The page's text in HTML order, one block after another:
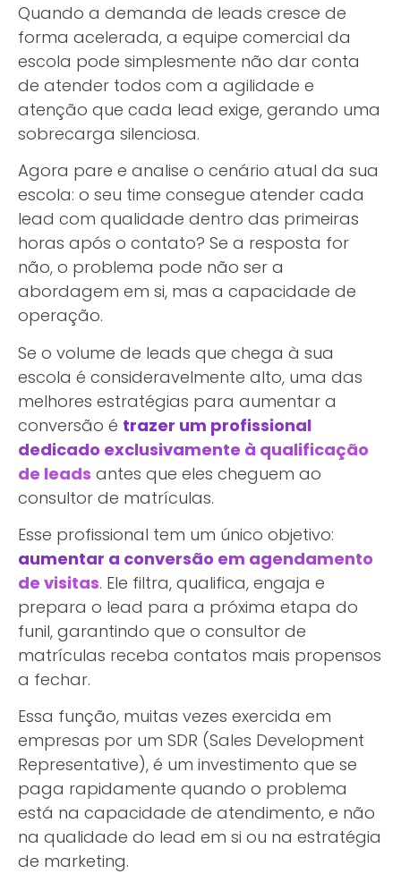
Quando a demanda de leads cresce de
forma acelerada, a equipe comercial da
escola pode simplesmente não dar conta
de atender todos com a agilidade e
atenção que cada lead exige, gerando uma
sobrecarga silenciosa.
Agora pare e analise o cenário atual da sua
escola: o seu time consegue atender cada
lead com qualidade dentro das primeiras
horas após o contato? Se a resposta for
não, o problema pode não ser a
abordagem em si, mas a capacidade de
operação.
Se o volume de leads que chega à sua
escola é consideravelmente alto, uma das
melhores estratégias para aumentar a
conversão é trazer um profissional
dedicado exclusivamente à qualificação
de leads antes que eles cheguem ao
consultor de matrículas.
Esse profissional tem um único objetivo:
aumentar a conversão em agendamento
de visitas. Ele filtra, qualifica, engaja e
prepara o lead para a próxima etapa do
funil, garantindo que o consultor de
matrículas receba contatos mais propensos
a fechar.
Essa função, muitas vezes exercida em
empresas por um SDR (Sales Development
Representative), é um investimento que se
paga rapidamente quando o problema
está na capacidade de atendimento, e não
na qualidade do lead em si ou na estratégia
de marketing.